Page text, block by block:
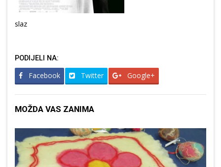
slaz
PODIJELI NA:
Facebook Twitter Google+
MOŽDA VAS ZANIMA